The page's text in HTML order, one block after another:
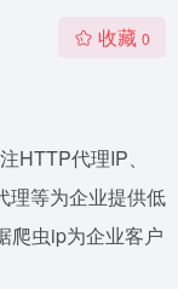
收藏 0
HTTP代理IP、
理等为企业提供低
爬虫ip为企业客户